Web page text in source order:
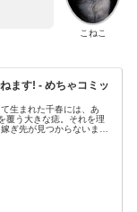
こねこ
ます! - めちゃコミッ
生まれた千春には、あ
覆う大きな痣。それを理
ぎ先が見つからないまま